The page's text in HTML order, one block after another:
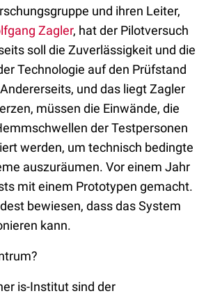
und ihren Leiter,
Zagler, hat der Pilotversuch
soll die Zuverlässigkeit und die
Technologie auf den Prüfstand
und das liegt Zagler
müssen die Einwände, die
der Testpersonen
werden, um technisch bedingte
auszuräumen. Vor einem Jahr
mit einem Prototypen gemacht.
bewiesen, dass das System
kann.
is-Institut sind der